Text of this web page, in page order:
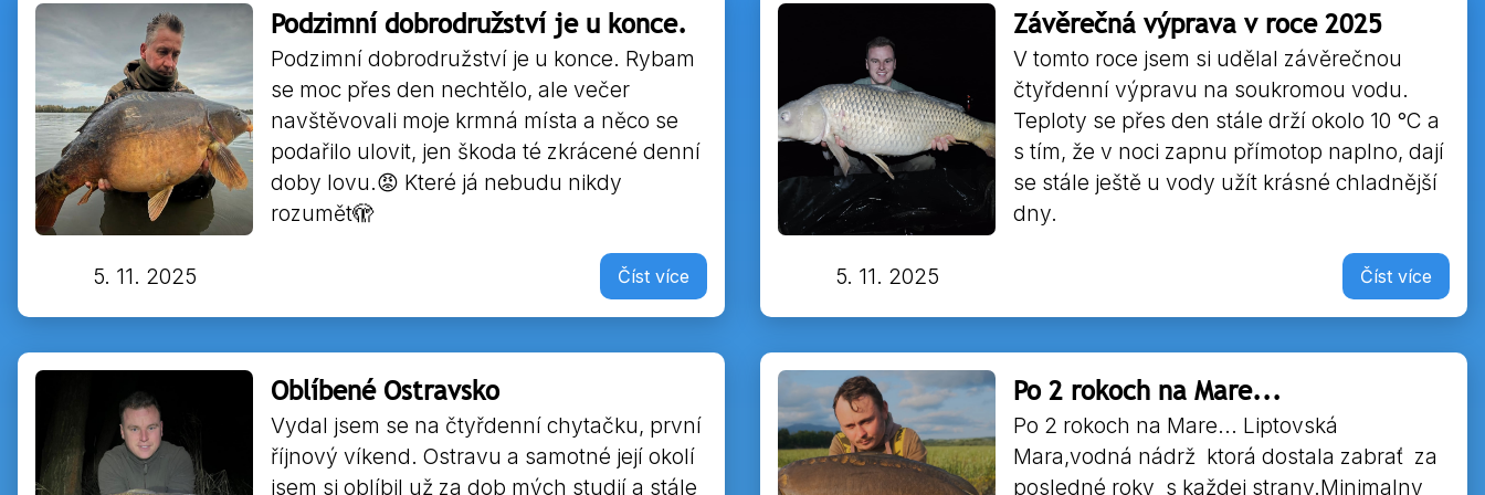
5. 11. 2025
Podzimní dobrodružství je u konce.
Podzimní dobrodružství je u konce. Rybam
se moc přes den nechtělo, ale večer
navštěvovali moje krmná místa a něco se
podařilo ulovit, jen škoda té zkrácené denní
doby lovu.😡 Které já nebudu nikdy
rozumět🫣
Číst více 5. 11. 2025
Závěrečná výprava v roce 2025
V tomto roce jsem si udělal závěrečnou
čtyřdenní výpravu na soukromou vodu.
Teploty se přes den stále drží okolo 10 °C a
s tím, že v noci zapnu přímotop naplno, dají
se stále ještě u vody užít krásné chladnější
dny.
Číst více
Oblíbené Ostravsko
Vydal jsem se na čtyřdenní chytačku, první
říjnový víkend. Ostravu a samotné její okolí
jsem si oblíbil už za dob mých studií a stále
Po 2 rokoch na Mare...
Po 2 rokoch na Mare... Liptovská
Mara,vodná nádrž ktorá dostala zabrať za
posledné roky s každej strany.Minimalny